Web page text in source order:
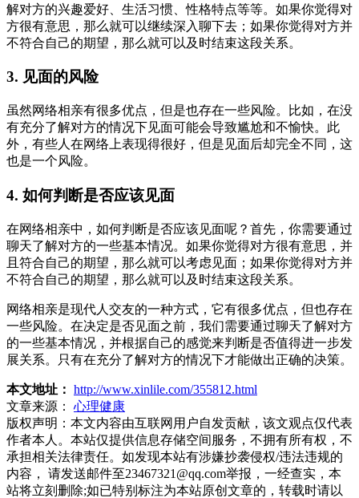
解对方的兴趣爱好、生活习惯、性格特点等等。如果你觉得对
方很有意思，那么就可以继续深入聊下去；如果你觉得对方并
不符合自己的期望，那么就可以及时结束这段关系。
3. 见面的风险
虽然网络相亲有很多优点，但是也存在一些风险。比如，在没
有充分了解对方的情况下见面可能会导致尴尬和不愉快。此
外，有些人在网络上表现得很好，但是见面后却完全不同，这
也是一个风险。
4. 如何判断是否应该见面
在网络相亲中，如何判断是否应该见面呢？首先，你需要通过
聊天了解对方的一些基本情况。如果你觉得对方很有意思，并
且符合自己的期望，那么就可以考虑见面；如果你觉得对方并
不符合自己的期望，那么就可以及时结束这段关系。
网络相亲是现代人交友的一种方式，它有很多优点，但也存在
一些风险。在决定是否见面之前，我们需要通过聊天了解对方
的一些基本情况，并根据自己的感觉来判断是否值得进一步发
展关系。只有在充分了解对方的情况下才能做出正确的决策。
本文地址： http://www.xinlile.com/355812.html
文章来源：
心理健康
版权声明： 本文内容由互联网用户自发贡献，该文观点仅代表
作者本人。本站仅提供信息存储空间服务，不拥有所有权，不
承担相关法律责任。如发现本站有涉嫌抄袭侵权/违法违规的
内容， 请发送邮件至23467321@qq.com举报，一经查实，本
站将立刻删除;如已特别标注为本站原创文章的，转载时请以